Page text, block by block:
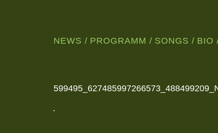
WUNDERSCHÖNE,
LEIPZIG
NEWS PROGRAMM SONGS BIO